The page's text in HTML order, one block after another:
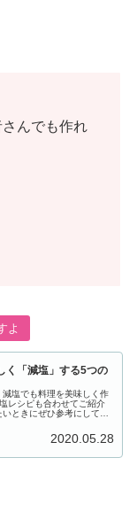
んでも作れ
よ
く「減塩」する5つの
塩でも料理を美味しく作
レシピも合わせてご紹介
ときにぜひ参考にしてみ
2020.05.28